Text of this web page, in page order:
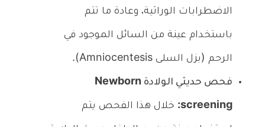
الاضطرابات الوراثية، وعادة ما تتم
باستخدام عينة من السائل الموجود في
الرحم (بزل السلى Amniocentesis).
فحص حديثي الولادة Newborn
screening: خلال هذا الفحص يتم